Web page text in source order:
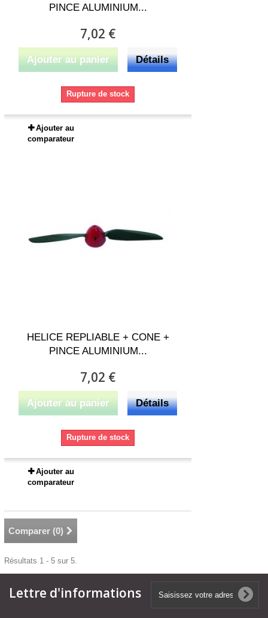
PINCE ALUMINIUM...
7,02 €
Ajouter au panier Détails
Rupture de stock
Ajouter au
comparateur
HELICE REPLIABLE + CONE +
PINCE ALUMINIUM...
7,02 €
Ajouter au panier Détails
Rupture de stock
Ajouter au
comparateur
Comparer (0)
Résultats 1 - 5 sur 5.
Lettre d'informations